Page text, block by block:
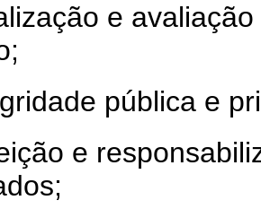
e
pública e
e